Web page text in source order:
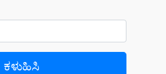
ಕಳುಹಿಸಿ